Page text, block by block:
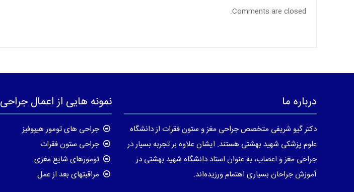
Comments are closed.
درباره ما
دکتر گیو شریفی متخصص جراحی مغز و ستون فقرات از دانشگاه
علوم پزشکی شهید بهشتی هستند. ایشان علاوه بر تجربه بسیار در
جراحی مغز و اعصاب، به عنوان استاد دانشگاه شهید بهشتی در
آموزش جراحان بسیاری اهتمام ورزیده‌اند.
نمونه هایی از اعمال جراحی
جراحی های تومور هیپوفیز
جراحی ستون فقرات
تومورهای شایع مغزی
مراقبتهای بعد از عمل